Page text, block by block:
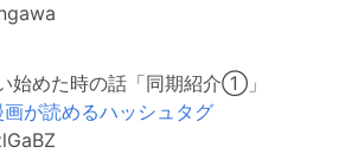
始めた時の話「同期紹介①」
が読めるハッシュタグ